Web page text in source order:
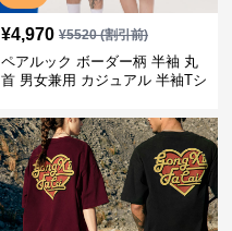
¥4,970 ¥5520(割引前)
ペアルック ボーダー柄 半袖 丸
首 男女兼用 カジュアル 半袖Tシ